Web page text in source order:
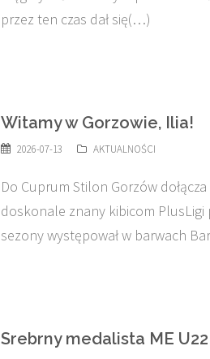
przez ten czas dał się(…)
Witamy w Gorzowie, Ilia!
2026-07-13 AKTUALNOŚCI
Do Cuprum Stilon Gorzów
doskonale znany kibicom
sezony występował w barwach
Srebrny medalista ME